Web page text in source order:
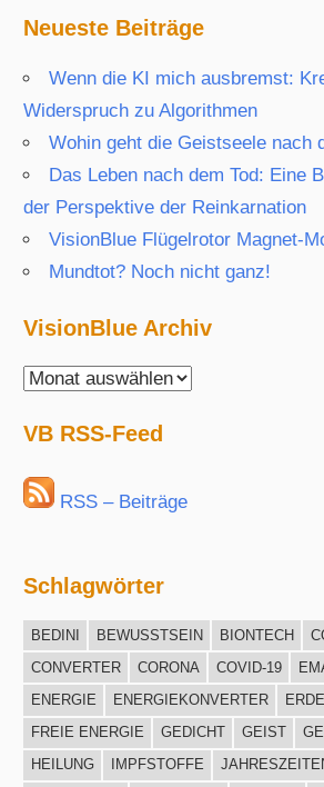
Neueste Beiträge
Wenn die KI mich ausbremst:
Widerspruch zu Algorithmen
Wohin geht die Geistseele nach
Das Leben nach dem Tod: Eine
der Perspektive der Reinkarnation
VisionBlue Flügelrotor Magnet-
Mundtot? Noch nicht ganz!
VisionBlue Archiv
VisionBlue
VB RSS-Feed
RSS – Beiträge
Schlagwörter
BEDINI BEWUSSTSEIN BIONTECH
CONVERTER
CORONA COVID-19
ENERGIE
ENERGIEKONVERTER ERDE
FREIE ENERGIE
GEDICHT GEIST
HEILUNG
IMPFSTOFFE